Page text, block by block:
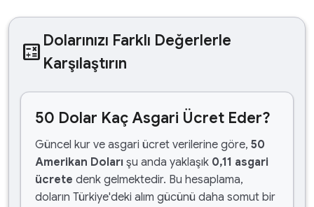
calculate Dolarınızı Farklı Değerlerle
Karşılaştırın
50 Dolar Kaç Asgari Ücret Eder?
Güncel kur ve asgari ücret verilerine göre, 50
Amerikan Doları şu anda yaklaşık 0,11 asgari
ücrete denk gelmektedir. Bu hesaplama,
doların Türkiye'deki alım gücünü daha somut bir